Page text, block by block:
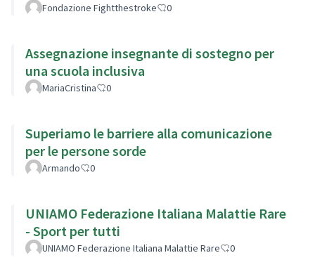
Fondazione Fightthestroke 0
Assegnazione insegnante di sostegno per
una scuola inclusiva
MariaCristina 0
Superiamo le barriere alla comunicazione
per le persone sorde
Armando 0
UNIAMO Federazione Italiana Malattie Rare
- Sport per tutti
UNIAMO Federazione Italiana Malattie Rare 0